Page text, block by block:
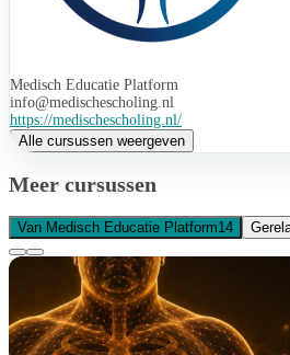
Medisch Educatie Platform
info@medischescholing.nl
https://medischescholing.nl/
Alle cursussen weergeven
Meer cursussen
Van Medisch Educatie Platform14